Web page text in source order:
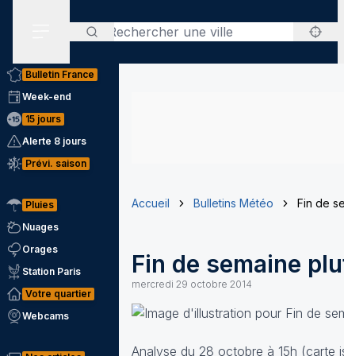
Rechercher
Bulletin France
Week-end
15 jours
Alerte 8 jours
Prévi. saison
Pluies
Nuages
Orages
Station Paris
Votre quartier
Webcams
Accueil Bulletins Météo Fin de
Fin de semaine
mercredi 29 octobre 2014
Analyse du 28 octobre à 15h (carte